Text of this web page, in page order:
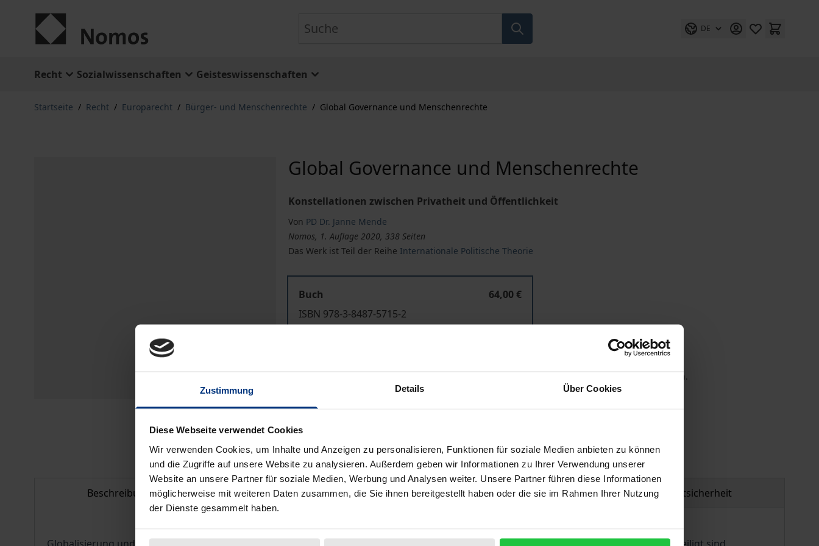
Zustimmung Details Über Cookies
Diese Webseite verwendet Cookies
Wir verwenden Cookies, um Inhalte und Anzeigen zu personalisieren, Funktionen für soziale Medien anbieten zu können
und die Zugriffe auf unsere Website zu analysieren. Außerdem geben wir Informationen zu Ihrer Verwendung unserer
Website an unsere Partner für soziale Medien, Werbung und Analysen weiter. Unsere Partner führen diese Informationen
möglicherweise mit weiteren Daten zusammen, die Sie ihnen bereitgestellt haben oder die sie im Rahmen Ihrer Nutzung
der Dienste gesammelt haben.
DE
Recht Sozialwissenschaften Geisteswissenschaften
Startseite / Recht / Europarecht / Bürger- und Menschenrechte / Global Governance und Menschenrechte
Global Governance und Menschenrechte
Konstellationen zwischen Privatheit und Öffentlichkeit
Von PD Dr. Janne Mende
Nomos, 1. Auflage 2020, 338 Seiten
Das Werk ist Teil der Reihe Internationale Politische Theorie
Buch
64,00 €
ISBN 978-3-8487-5715-2
Preisangaben inkl. MwSt. Abhängig von der Lieferadresse kann die MwSt. an der Kasse variieren.
In den Warenkorb
Hinweise zu Versandkosten
Beschreibung Bibliografische Angaben Zusatzmaterial Produktsicherheit